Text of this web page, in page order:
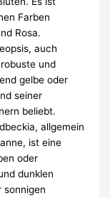
Farben
Rosa.
auch
und
gelbe oder
seiner
beliebt.
allgemein
ist eine
oder
dunklen
sonnigen